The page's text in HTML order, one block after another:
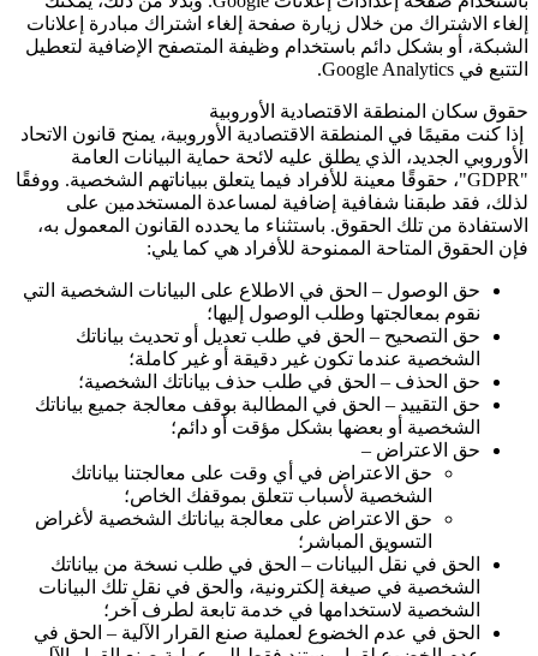
إلغاء الاشتراك من خلال زيارة صفحة إلغاء اشتراك مبادرة إعلانات
الشبكة، أو بشكل دائم باستخدام وظيفة المتصفح الإضافية لتعطيل
التتبع في Google Analytics
.
حقوق سكان المنطقة الاقتصادية الأوروبية
إذا كنت مقيمًا في المنطقة الاقتصادية الأوروبية، يمنح قانون الاتحاد
الأوروبي الجديد، الذي يطلق عليه لائحة حماية البيانات العامة
"GDPR"، حقوقًا معينة للأفراد فيما يتعلق ببياناتهم الشخصية. ووفقًا
لذلك، فقد طبقنا شفافية إضافية لمساعدة المستخدمين على
الاستفادة من تلك الحقوق. باستثناء ما يحدده القانون المعمول به،
فإن الحقوق المتاحة الممنوحة للأفراد هي كما يلي:
حق الوصول – الحق في الاطلاع على البيانات الشخصية التي
نقوم بمعالجتها وطلب الوصول إليها؛
حق التصحيح – الحق في طلب تعديل أو تحديث بياناتك
الشخصية عندما تكون غير دقيقة أو غير كاملة؛
حق الحذف – الحق في طلب حذف بياناتك الشخصية؛
حق التقييد – الحق في المطالبة بوقف معالجة جميع بياناتك
الشخصية أو بعضها بشكل مؤقت أو دائم؛
حق الاعتراض –
حق الاعتراض في أي وقت على معالجتنا بياناتك
الشخصية لأسباب تتعلق بموقفك الخاص؛
حق الاعتراض على معالجة بياناتك الشخصية لأغراض
التسويق المباشر؛
الحق في نقل البيانات – الحق في طلب نسخة من بياناتك
الشخصية في صيغة إلكترونية، والحق في نقل تلك البيانات
الشخصية لاستخدامها في خدمة تابعة لطرف آخر؛
الحق في عدم الخضوع لعملية صنع القرار الآلية – الحق في